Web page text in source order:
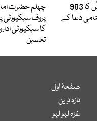
حضرت داتا گنج بخشؒ کا 983
دعا کے
چہلم حضرت
پروف سیکیورٹی
کا سیکیورٹی
تحسین
صفحۂ اول
تازہ ترین
غزہ لہو لہو